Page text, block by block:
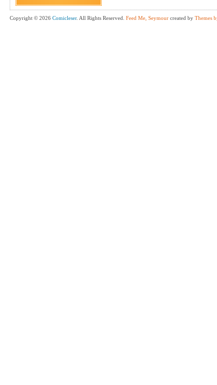
Copyright © 2026 Comicleser. All Rights Reserved. Feed Me, Seymour created by Themes